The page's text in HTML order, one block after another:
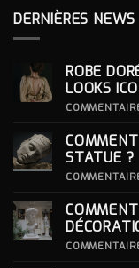
DERNIÈRES NEWS
ROBE
LOOKS
STATUE ?